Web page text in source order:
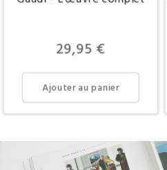
Prix
29,95 €
Ajouter au panier